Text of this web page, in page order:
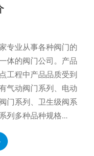
专业从事各种阀门的
体的阀门公司。产品
工程中产品品质受到
气动阀门系列、电动
门系列、卫生级阀系
列多种品种规格...